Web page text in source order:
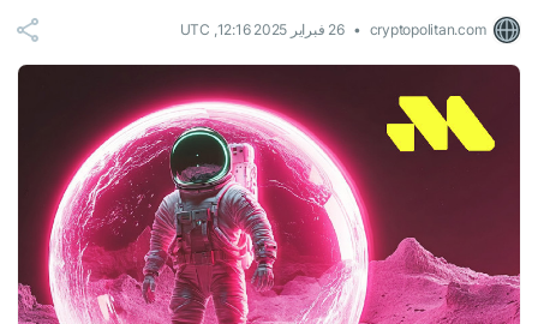
cryptopolitan.com 26 فبراير 2025 12:16, UTC